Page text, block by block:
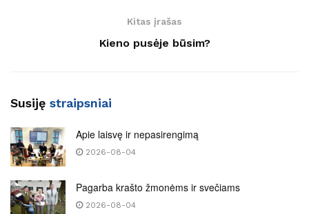
Kitas įrašas
Kieno pusėje būsim?
Susiję straipsniai
Apie laisvę ir nepasirengimą
2026-08-04
Pagarba krašto žmonėms ir svečiams
2026-08-04